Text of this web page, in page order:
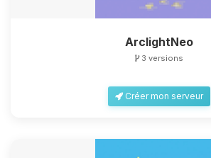
ArclightNeo
3 versions
Créer mon serveur